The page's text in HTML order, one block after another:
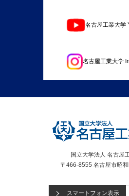
名古屋工業大学
名古屋工業大学
国立大学法人 名古屋
〒466-8555 名古屋市昭
スマートフォン表示